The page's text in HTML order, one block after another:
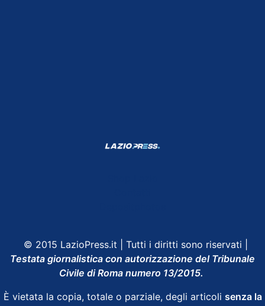
© 2015 LazioPress.it | Tutti i diritti sono riservati |
Testata giornalistica con autorizzazione del Tribunale
Civile di Roma numero 13/2015.
È vietata la copia, totale o parziale, degli articoli senza la